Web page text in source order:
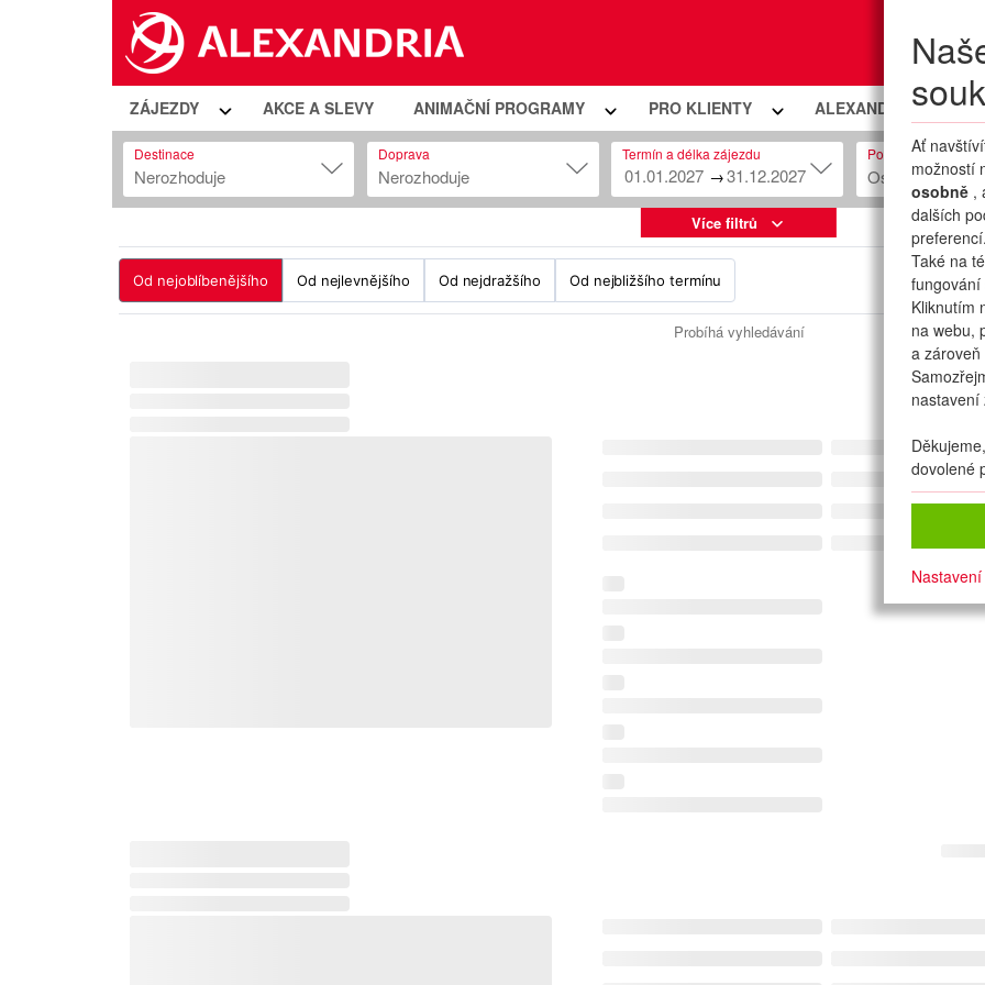
Moje
Ať
možností
osobně ,
dalších
preferencí.
Také na
fungování
Kliknutím
na webu,
a
nastavení
dovolené
Nastavení
ZÁJEZDY AKCE A SLEVY ANIMAČNÍ PROGRAMY PRO KLIENTY ALEXANDRIA
Destinace
Nerozhoduje
Doprava
Nerozhoduje
Termín a délka zájezdu
→
Počet osob
Osob: 2 + 0
Více filtrů
Od nejoblíbenějšího Od nejlevnějšího Od nejdražšího Od nejbližšího termínu
Probíhá vyhledávání